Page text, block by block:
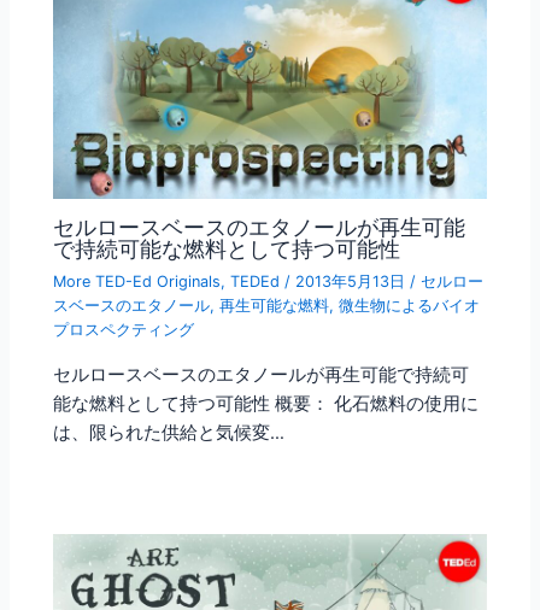
セルロースベースのエタノールが再生可能
で持続可能な燃料として持つ可能性
More TED-Ed Originals,TEDEd / 2013年5月13日/ セルロー
スベースのエタノール,再生可能な燃料,微生物によるバイオ
プロスペクティング
セルロースベースのエタノールが再生可能で持続可
能な燃料として持つ可能性 概要： 化石燃料の使用に
は、限られた供給と気候変…